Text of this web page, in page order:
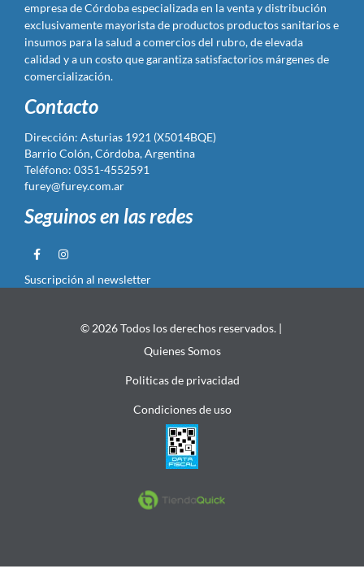
empresa de Córdoba especializada en la venta y distribución
exclusivamente mayorista de productos productos sanitarios e
insumos para la salud a comercios del rubro, de elevada
calidad y a un costo que garantiza satisfactorios márgenes de
comercialización.
Contacto
Dirección: Asturias 1921 (X5014BQE)
Barrio Colón, Córdoba, Argentina
Teléfono: 0351-4552591
furey@furey.com.ar
Seguinos en las redes
Suscripción al newsletter
© 2026 Todos los derechos reservados. |
Quienes Somos
Politicas de privacidad
Condiciones de uso